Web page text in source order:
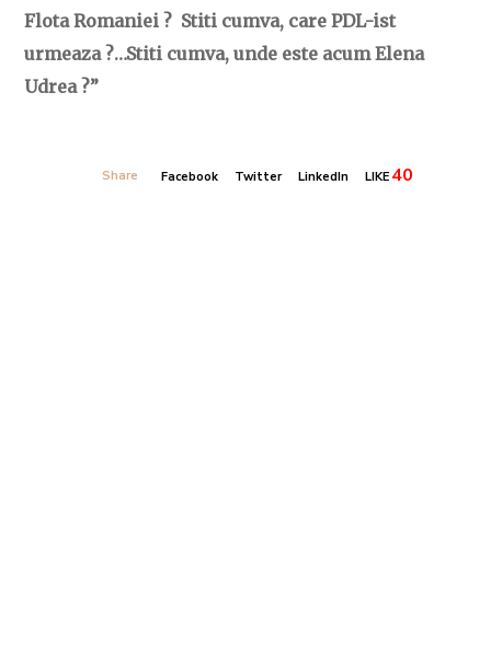
Flota Romaniei ? Stiti cumva, care PDL-ist
urmeaza ?…Stiti cumva, unde este acum Elena
Udrea ?”
Share Facebook Twitter LinkedIn LIKE 40